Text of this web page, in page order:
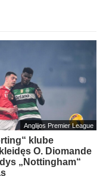
Anglijos Premier League
klube
O. Diomande
„Nottingham“